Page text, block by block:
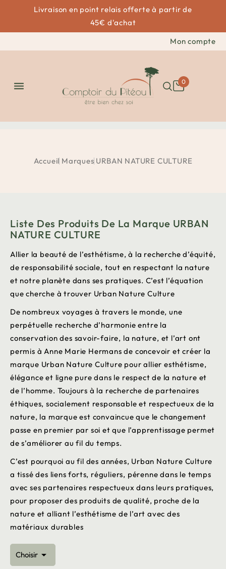
Livraison en point relais offerte à partir de
45€ d'achat
Mon compte
 0
Accueil Marques URBAN NATURE CULTURE
Liste Des Produits De La Marque URBAN
NATURE CULTURE
Allier la beauté de l’esthétisme, à la recherche d’équité,
de responsabilité sociale, tout en respectant la nature
et notre planète dans ses pratiques. C’est l’équation
que cherche à trouver Urban Nature Culture
De nombreux voyages à travers le monde, une
perpétuelle recherche d’harmonie entre la
conservation des savoir-faire, la nature, et l’art ont
permis à Anne Marie Hermans de concevoir et créer la
marque Urban Nature Culture pour allier esthétisme,
élégance et ligne pure dans le respect de la nature et
de l’homme. Toujours à la recherche de partenaires
éthiques, socialement responsable et respectueux de la
nature, la marque est convaincue que le changement
passe en premier par soi et que l’apprentissage permet
de s’améliorer au fil du temps.
C’est pourquoi au fil des années, Urban Nature Culture
a tissé des liens forts, réguliers, pérenne dans le temps
avec ses partenaires respectueux dans leurs pratiques,
pour proposer des produits de qualité, proche de la
nature et alliant l’esthétisme de l’art avec des
matériaux durables
Choisir 